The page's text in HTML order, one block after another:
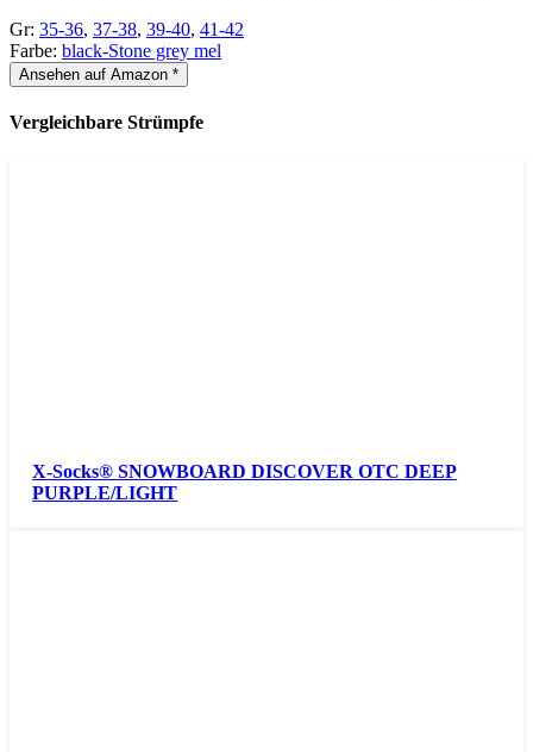
Gr: 35-36, 37-38, 39-40, 41-42
Farbe: black-Stone grey mel
Ansehen auf Amazon *
Vergleichbare Strümpfe
X-Socks® SNOWBOARD DISCOVER OTC DEEP
PURPLE/LIGHT